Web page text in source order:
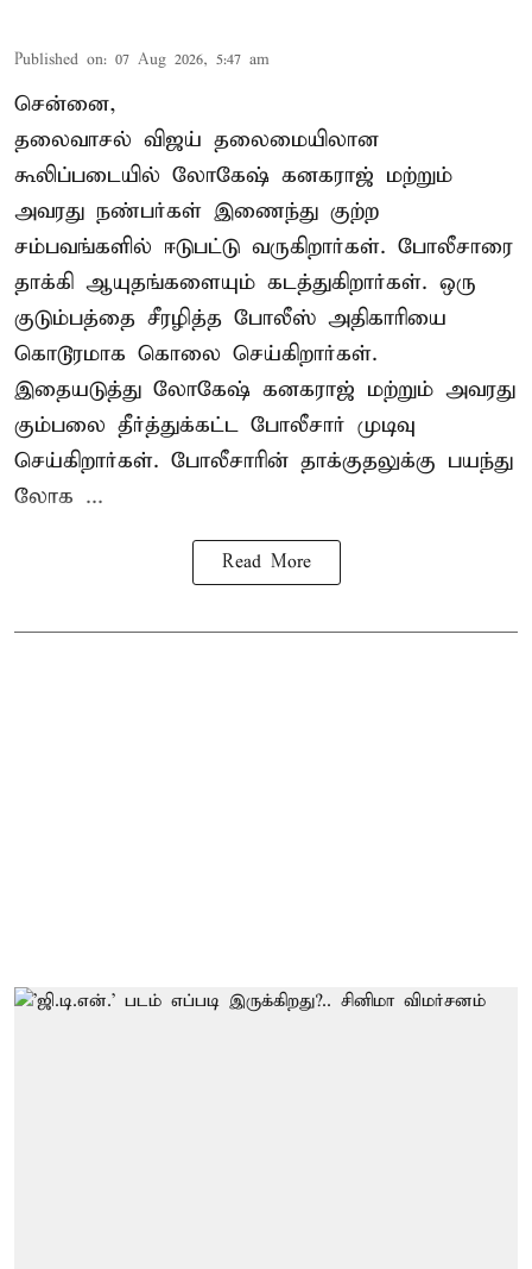
Published on: 07 Aug 2026, 5:47 am
சென்னை,
தலைவாசல் விஜய் தலைமையிலான
கூலிப்படையில் லோகேஷ் கனகராஜ் மற்றும்
அவரது நண்பர்கள் இணைந்து குற்ற
சம்பவங்களில் ஈடுபட்டு வருகிறார்கள். போலீசாரை
தாக்கி ஆயுதங்களையும் கடத்துகிறார்கள். ஒரு
குடும்பத்தை சீரழித்த போலீஸ் அதிகாரியை
கொடூரமாக கொலை செய்கிறார்கள்.
இதையடுத்து லோகேஷ் கனகராஜ் மற்றும் அவரது
கும்பலை தீர்த்துக்கட்ட போலீசார் முடிவு
செய்கிறார்கள். போலீசாரின் தாக்குதலுக்கு பயந்து
லோக ...
Read More